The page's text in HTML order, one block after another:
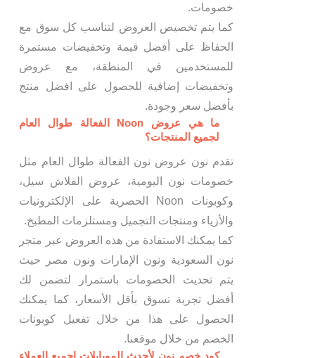
خصومات.
كما يتم تخصيص العروض لتناسب كل سوق مع
الحفاظ على أفضل قيمة وتخفيضات مستمرة
للمستخدمين في المنطقة، مع عروض
وتخفيضات إضافية للحصول على افضل منتج
بأفضل سعر وجودة.
ما هي عروض Noon الفعالة طوال العام
لجميع المنتجات؟
تقدم نون عروض نون الفعالة طوال العام مثل
خصومات نون اليومية، عروض الفلاش سيل،
وكوبونات Noon الحصرية على الإلكترونيات
والأزياء ومنتجات التجميل ومستلزمات المطبخ.
كما يمكنك الاستفادة من هذه العروض عبر متجر
نون السعودية ونون الإمارات ونون مصر حيث
يتم تحديث الخصومات باستمرار لتضمن لك
أفضل تجربة تسوق بأقل الأسعار، كما يمكنك
الحصول على هذا من خلال تفعيل كوبونات
الخصم من خلال موقعنا.